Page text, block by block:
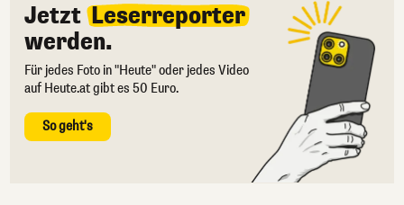
Jetzt Leserreporter
werden.
Für jedes Foto in "Heute" oder jedes Video
auf Heute.at gibt es 50 Euro.
So geht's